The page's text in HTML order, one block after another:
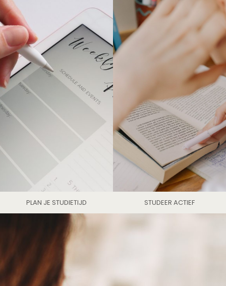
PLAN JE STUDIETIJD STUDEER ACTIEF